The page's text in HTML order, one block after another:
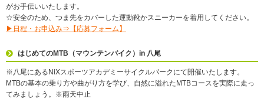
がお手伝いいたします。
☆安全のため、つま先をカバーした運動靴かスニーカーを着用してください。
▶日程・お申込み⇒【応募フォーム】
はじめてのMTB（マウンテンバイク）in 八尾
※八尾にあるNiXスポーツアカデミーサイクルパークにて開催いたします。
MTBの基本の乗り方や曲がり方を学び、自然に溢れたMTBコースを実際に走っ
てみましょう。※雨天中止